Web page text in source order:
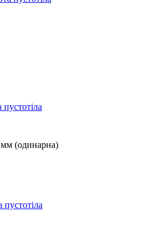
(одинарна)